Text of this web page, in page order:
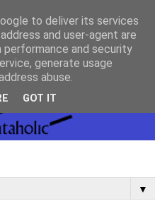
▼
to deliver its services
and user-agent are
performance and security
generate usage
abuse.
GOT IT